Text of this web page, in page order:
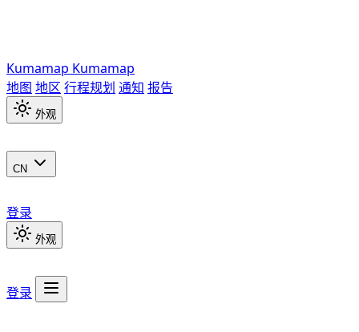
Kumamap Kumamap
地图 地区 行程规划 通知 报告
外观
CN
登录
外观
登录